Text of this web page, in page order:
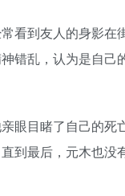
看到友人的身影
错乱，认为是自
眼目睹了自己的
到最后，元木也